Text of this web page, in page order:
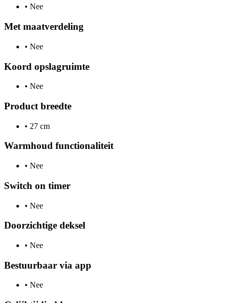
• Nee
Met maatverdeling
• Nee
Koord opslagruimte
• Nee
Product breedte
• 27 cm
Warmhoud functionaliteit
• Nee
Switch on timer
• Nee
Doorzichtige deksel
• Nee
Bestuurbaar via app
• Nee